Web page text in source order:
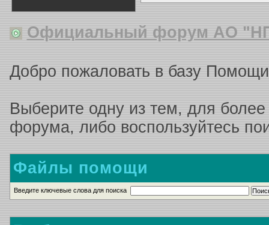
Официальный форум АО
Добро пожаловать в базу
Выберите одну из тем, для
форума, либо воспользуйтесь
Файлы помощи
Введите ключевые слова для поиска